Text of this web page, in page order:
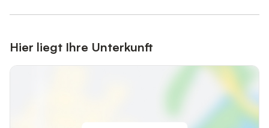
Hier liegt Ihre Unterkunft